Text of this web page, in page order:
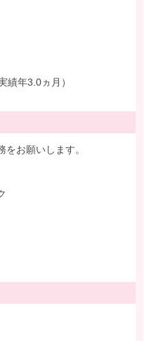
年3.0ヵ月）
お願いします。